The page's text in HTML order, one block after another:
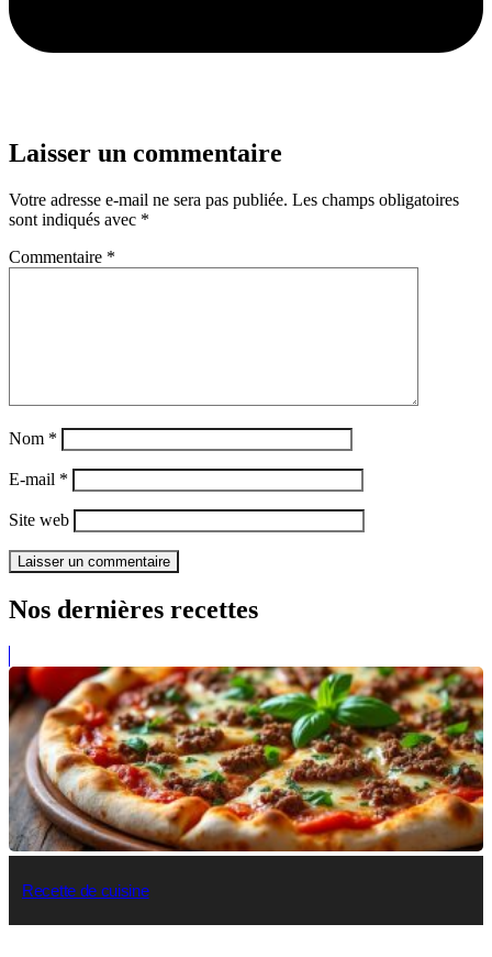
Laisser un commentaire
Votre adresse e-mail ne sera pas publiée. Les champs obligatoires
sont indiqués avec *
Commentaire *
Nom *
E-mail *
Site web
Nos dernières recettes
Recette de cuisine